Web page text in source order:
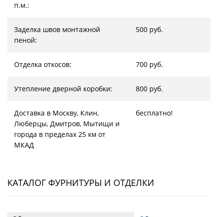
п.м.:
Заделка швов монтажной
пеной:
500 руб.
Отделка откосов: 700 руб.
Утепление дверной коробки: 800 руб.
Доставка в Москву, Клин,
Люберцы, Дмитров, Мытищи и
города в пределах 25 км от
МКАД
бесплатно!
КАТАЛОГ ФУРНИТУРЫ И ОТДЕЛКИ